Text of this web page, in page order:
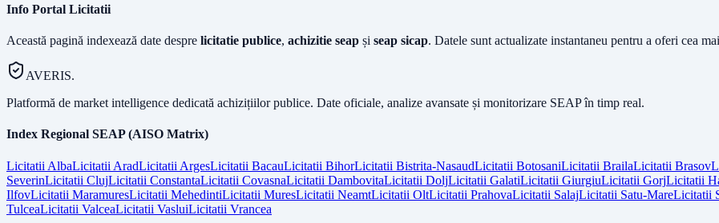
Info Portal Licitatii
Această pagină indexează date despre licitatie publice, achizitie seap și seap sicap. Datele sunt actualizate instantaneu pentru a oferi cea
AVERIS.
Platformă de market intelligence dedicată achizițiilor publice. Date oficiale, analize avansate și monitorizare SEAP în timp real.
Index Regional SEAP (AISO Matrix)
Licitatii AlbaLicitatii AradLicitatii ArgesLicitatii BacauLicitatii BihorLicitatii Bistrita-NasaudLicitatii BotosaniLicitatii BrailaLicitatii Brasov
SeverinLicitatii ClujLicitatii ConstantaLicitatii CovasnaLicitatii DambovitaLicitatii DoljLicitatii GalatiLicitatii GiurgiuLicitatii GorjLicitatii
IlfovLicitatii MaramuresLicitatii MehedintiLicitatii MuresLicitatii NeamtLicitatii OltLicitatii PrahovaLicitatii SalajLicitatii Satu-MareLicitatii
TulceaLicitatii ValceaLicitatii VasluiLicitatii Vrancea